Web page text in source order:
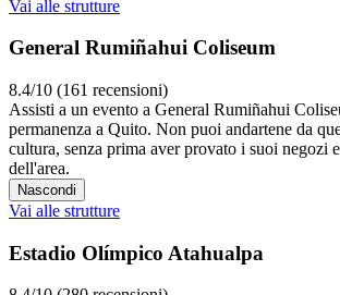
Vai alle strutture
General Rumiñahui Coliseum
8.4/10 (161 recensioni)
Assisti a un evento a General Rumiñahui
permanenza a Quito. Non puoi andartene da
cultura, senza prima aver provato i suoi negozi
dell'area.
Nascondi
Vai alle strutture
Estadio Olímpico Atahualpa